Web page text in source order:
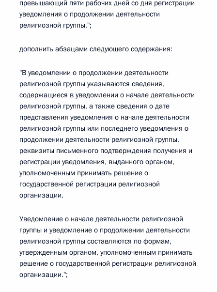
превышающий пяти рабочих дней со дня регистрации
уведомления о продолжении деятельности
религиозной группы.";
дополнить абзацами следующего содержания:
"В уведомлении о продолжении деятельности
религиозной группы указываются сведения,
содержащиеся в уведомлении о начале деятельности
религиозной группы, а также сведения о дате
представления уведомления о начале деятельности
религиозной группы или последнего уведомления о
продолжении деятельности религиозной группы,
реквизиты письменного подтверждения получения и
регистрации уведомления, выданного органом,
уполномоченным принимать решение о
государственной регистрации религиозной
организации.
Уведомление о начале деятельности религиозной
группы и уведомление о продолжении деятельности
религиозной группы составляются по формам,
утвержденным органом, уполномоченным принимать
решение о государственной регистрации религиозной
организации.";